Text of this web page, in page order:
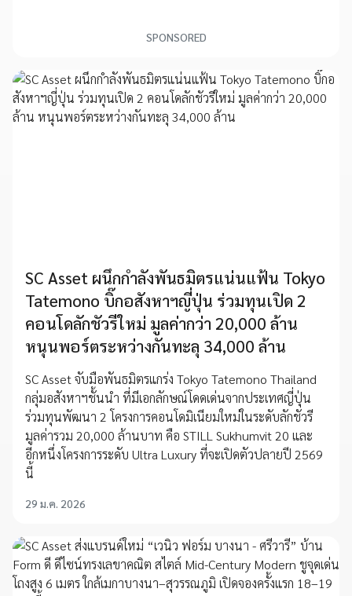
SPONSORED
SC Asset ผนึกกำลังพันธมิตรแน่นแฟ้น Tokyo
Tatemono บิ๊กอสังหาฯญี่ปุ่น ร่วมทุนเปิด 2
คอนโดลักชัวรีใหม่ มูลค่ากว่า 20,000 ล้าน
หนุนพอร์ตระหว่างกันทะลุ 34,000 ล้าน
SC Asset จับมือพันธมิตรแกร่ง Tokyo Tatemono Thailand
กลุ่มอสังหาฯชั้นนำ ที่มีเอกลักษณ์โดดเด่นจากประเทศญี่ปุ่น
ร่วมทุนพัฒนา 2 โครงการคอนโดมิเนียมใหม่ในระดับลักชัวรี
มูลค่ารวม 20,000 ล้านบาท คือ STILL Sukhumvit 20 และ
อีกหนึ่งโครงการระดับ Ultra Luxury ที่จะเปิดตัวปลายปี 2569
นี้
29 ม.ค. 2026